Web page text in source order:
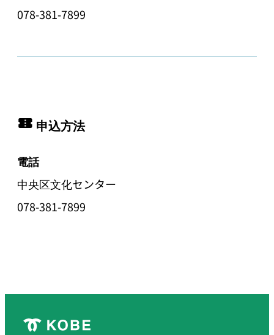
078-381-7899
申込方法
電話
中央区文化センター
078-381-7899